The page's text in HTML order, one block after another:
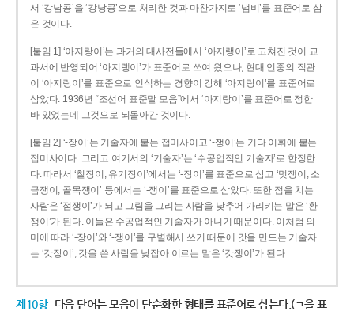
서 ‘강남콩’을 ‘강낭콩’으로 처리한 것과 마찬가지로 ‘냄비’를 표준어로 삼
은 것이다.
[붙임 1] ‘아지랑이’는 과거의 대사전들에서 ‘아지랭이’로 고쳐진 것이 교
과서에 반영되어 ‘아지랭이’가 표준어로 쓰여 왔으나, 현대 언중의 직관
이 ‘아지랑이’를 표준으로 인식하는 경향이 강해 ‘아지랑이’를 표준어로
삼았다. 1936년 “조선어 표준말 모음”에서 ‘아지랑이’를 표준어로 정한
바 있었는데 그것으로 되돌아간 것이다.
[붙임 2] ‘-장이’는 기술자에 붙는 접미사이고 ‘-쟁이’는 기타 어휘에 붙는
접미사이다. 그리고 여기서의 ‘기술자’는 ‘수공업적인 기술자’로 한정한
다. 따라서 ‘칠장이, 유기장이’에서는 ‘-장이’를 표준으로 삼고 ‘멋쟁이, 소
금쟁이, 골목쟁이’ 등에서는 ‘-쟁이’를 표준으로 삼았다. 또한 점을 치는
사람은 ‘점쟁이’가 되고 그림을 그리는 사람을 낮추어 가리키는 말은 ‘환
쟁이’가 된다. 이들은 수공업적인 기술자가 아니기 때문이다. 이처럼 의
미에 따라 ‘-장이’와 ‘-쟁이’를 구별해서 쓰기 때문에 갓을 만드는 기술자
는 ‘갓장이’, 갓을 쓴 사람을 낮잡아 이르는 말은 ‘갓쟁이’가 된다.
제10항 다음 단어는 모음이 단순화한 형태를 표준어로 삼는다.(ㄱ을 표